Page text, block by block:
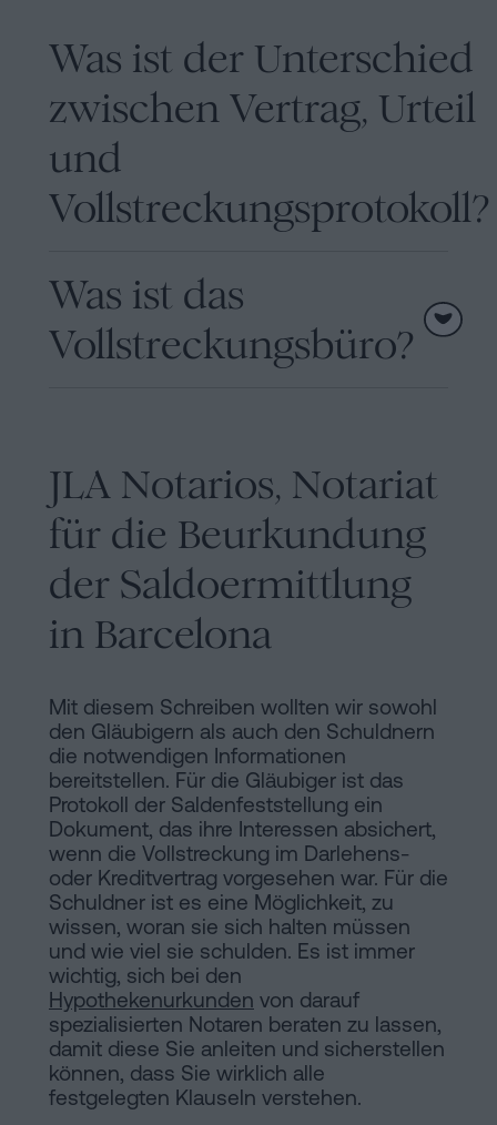
Was ist der Unterschied
zwischen Vertrag, Urteil
und
Vollstreckungsprotokoll?
Was ist das
Vollstreckungsbüro?
JLA Notarios, Notariat
für die Beurkundung
der Saldoermittlung
in Barcelona
Mit diesem Schreiben wollten wir sowohl
den Gläubigern als auch den Schuldnern
die notwendigen Informationen
bereitstellen. Für die Gläubiger ist das
Protokoll der Saldenfeststellung ein
Dokument, das ihre Interessen absichert,
wenn die Vollstreckung im Darlehens-
oder Kreditvertrag vorgesehen war. Für die
Schuldner ist es eine Möglichkeit, zu
wissen, woran sie sich halten müssen
und wie viel sie schulden. Es ist immer
wichtig, sich bei den
Hypothekenurkunden von darauf
spezialisierten Notaren beraten zu lassen,
damit diese Sie anleiten und sicherstellen
können, dass Sie wirklich alle
festgelegten Klauseln verstehen.